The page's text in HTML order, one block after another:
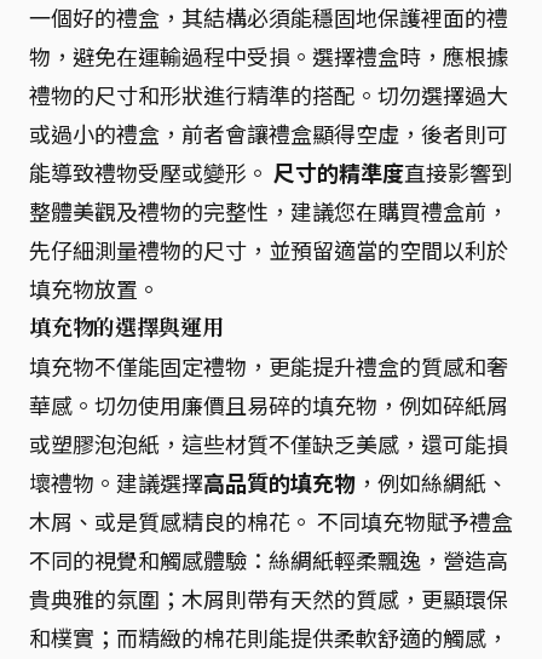
一個好的禮盒，其結構必須能穩固地保護裡面的禮
物，避免在運輸過程中受損。選擇禮盒時，應根據
禮物的尺寸和形狀進行精準的搭配。切勿選擇過大
或過小的禮盒，前者會讓禮盒顯得空虛，後者則可
能導致禮物受壓或變形。 尺寸的精準度直接影響到
整體美觀及禮物的完整性，建議您在購買禮盒前，
先仔細測量禮物的尺寸，並預留適當的空間以利於
填充物放置。
填充物的選擇與運用
填充物不僅能固定禮物，更能提升禮盒的質感和奢
華感。切勿使用廉價且易碎的填充物，例如碎紙屑
或塑膠泡泡紙，這些材質不僅缺乏美感，還可能損
壞禮物。建議選擇高品質的填充物 ，例如絲綢紙、
木屑、或是質感精良的棉花。 不同填充物賦予禮盒
不同的視覺和觸感體驗：絲綢紙輕柔飄逸，營造高
貴典雅的氛圍；木屑則帶有天然的質感，更顯環保
和樸實；而精緻的棉花則能提供柔軟舒適的觸感，